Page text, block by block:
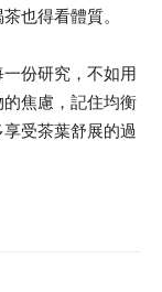
也得看體質。
份研究，不如用
焦慮，記住均衡
受茶葉舒展的過